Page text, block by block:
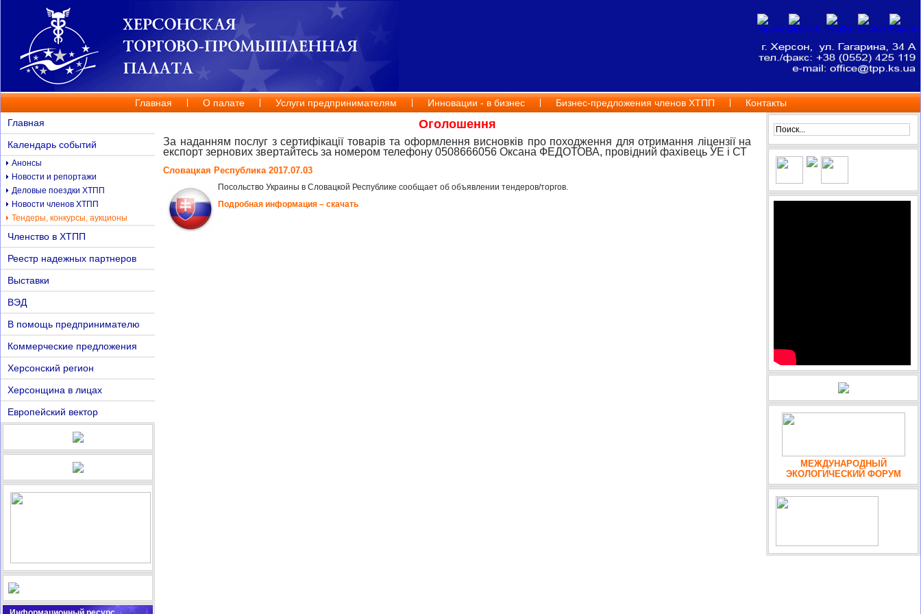
Главная О палате Услуги предпринимателям Инновации - в бизнес Бизнес-предложения членов ХТПП
Контакты
Главная
Календарь событий
Анонсы
Новости и репортажи
Деловые поездки ХТПП
Новости членов ХТПП
Тендеры, конкурсы, аукционы
Членство в ХТПП
Реестр надежных партнеров
Выставки
ВЭД
В помощь предпринимателю
Коммерческие предложения
Херсонский регион
Херсонщина в лицах
Европейский вектор
Оголошення
За наданням послуг з сертифікації товарів та оформлення висновків про походження для отримання ліцензії на
експорт зернових звертайтесь за номером телефону 0508666056 Оксана ФЕДОТОВА, провідний фахівець УЕ і СТ
Словацкая Республика 2017.07.03
Посольство Украины в Словацкой Республике сообщает об объявлении тендеров/торгов.
Подробная информация – скачать
МЕЖДУНАРОДНЫЙ
ЭКОЛОГИЧЕСКИЙ ФОРУМ